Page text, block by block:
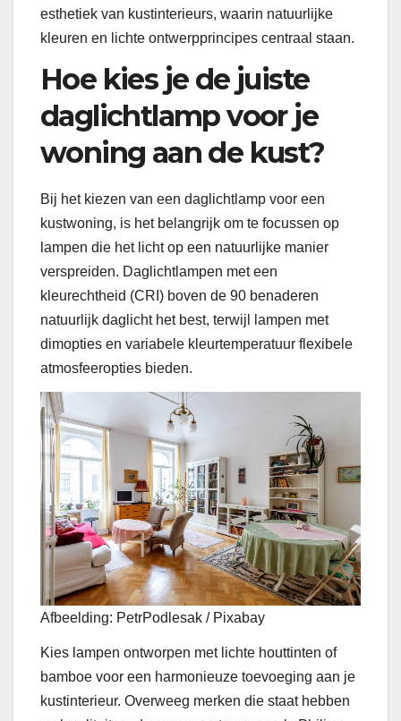
esthetiek van kustinterieurs, waarin natuurlijke
kleuren en lichte ontwerpprincipes centraal staan.
Hoe kies je de juiste
daglichtlamp voor je
woning aan de kust?
Bij het kiezen van een daglichtlamp voor een
kustwoning, is het belangrijk om te focussen op
lampen die het licht op een natuurlijke manier
verspreiden. Daglichtlampen met een
kleurechtheid (CRI) boven de 90 benaderen
natuurlijk daglicht het best, terwijl lampen met
dimopties en variabele kleurtemperatuur flexibele
atmosfeeropties bieden.
Afbeelding: PetrPodlesak / Pixabay
Kies lampen ontworpen met lichte houttinten of
bamboe voor een harmonieuze toevoeging aan je
kustinterieur. Overweeg merken die staat hebben